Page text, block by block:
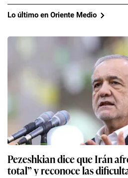
Lo último en Oriente Medio
Pezeshkian dice que Irán
total” y reconoce las